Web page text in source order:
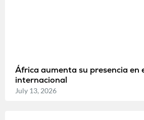
África aumenta su presencia en
internacional
July 13, 2026